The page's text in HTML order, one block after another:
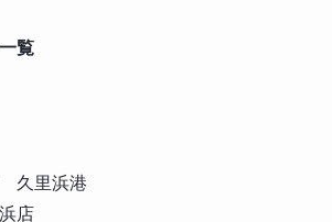
覧
久里浜港
店